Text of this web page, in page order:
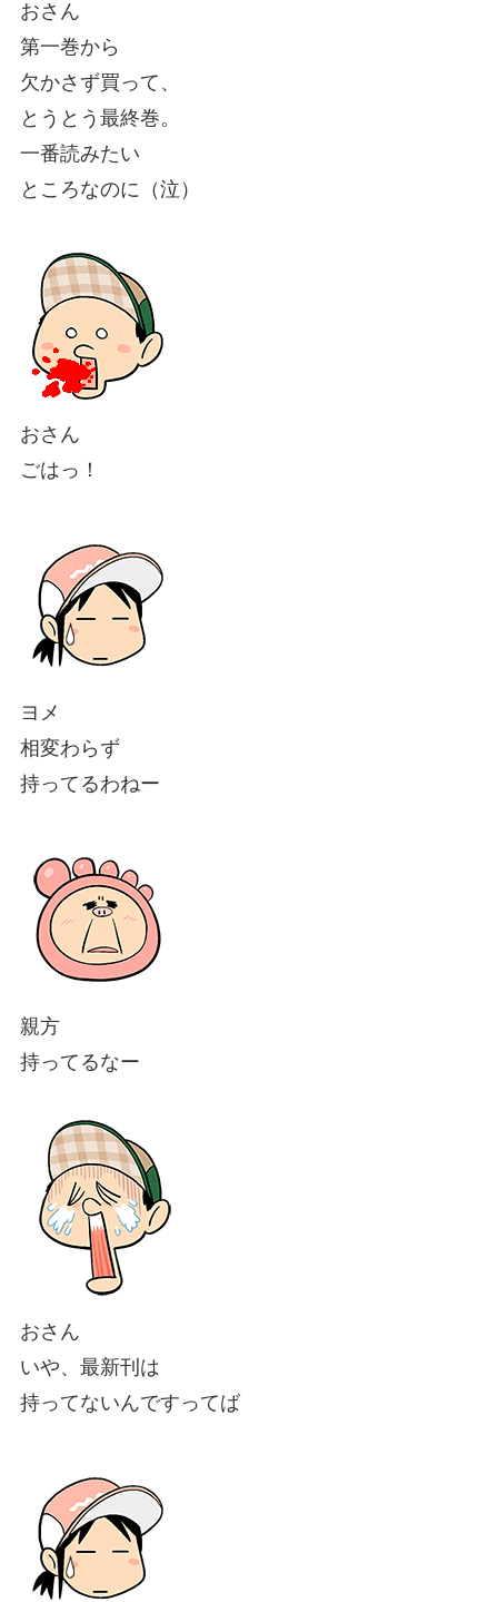
おさん
第一巻から
欠かさず買って、
とうとう最終巻。
一番読みたい
ところなのに（泣）
おさん
ごはっ！
ヨメ
相変わらず
持ってるわねー
親方
持ってるなー
おさん
いや、最新刊は
持ってないんですってば